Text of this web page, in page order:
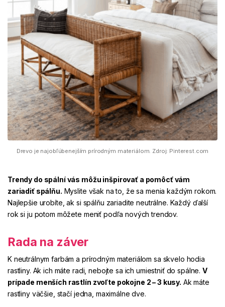
Drevo je najobľúbenejším prírodným materiálom. Zdroj: Pinterest.com
Trendy do spální vás môžu inšpirovaťa pomôcť vám
zariadiť spálňu. Myslite však na to, že sa menia každým rokom.
Najlepšie urobíte, ak si spálňu zariadite neutrálne. Každý ďalší
rok si ju potom môžete meniť podľa nových trendov.
Rada na záver
K neutrálnym farbám a prírodným materiálom sa skvelo hodia
rastliny. Ak ich máte radi, nebojte sa ich umiestniť do spálne.V
prípade menších rastlín zvoľte pokojne 2 – 3 kusy. Ak máte
rastliny väčšie, stačí jedna, maximálne dve.